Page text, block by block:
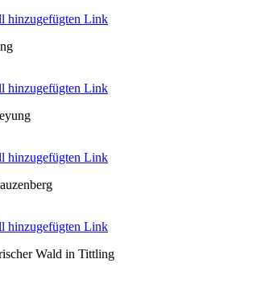
hinzugefügten Link
hinzugefügten Link
hinzugefügten Link
hinzugefügten Link
Wald in Tittling